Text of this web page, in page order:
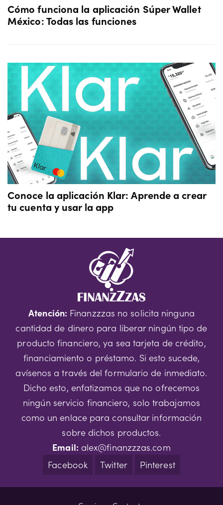
Cómo funciona la aplicación Súper Wallet
México: Todas las funciones
Conoce la aplicación Klar: Aprende a crear
tu cuenta y usar la app
Atención: Finanzzzas no solicita ninguna
cantidad de dinero para liberar ningún tipo de
producto financiero, ya sea tarjeta de crédito,
financiamiento o préstamo. Si esto sucede,
avísenos a través del formulario de inmediato.
Dicho esto, enfatizamos que no ofrecemos
ningún servicio financiero, solo trabajamos
como un enlace para consultar información
sobre dichos productos.
Email: alex@finanzzzas.com
Facebook
Twitter Pinterest